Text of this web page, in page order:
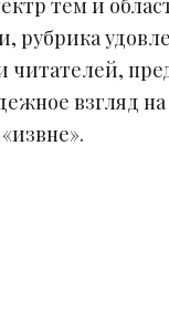
тем и
рубрика
читателей,
взгляд на